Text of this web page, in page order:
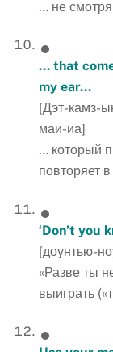
… не
… that
my ear…
[Дэт-камз-
маи-иа]
… который
повторяет
‘Don’t you
[доунтью-
«Разве ты
выиграть